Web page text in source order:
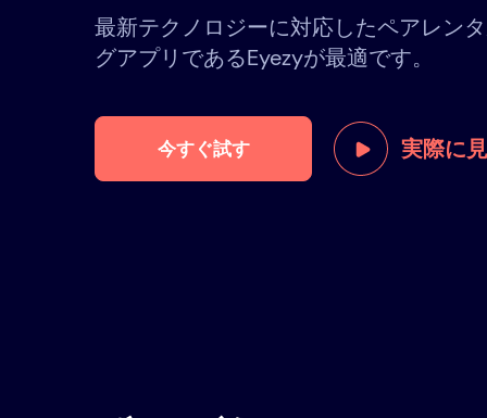
最新テクノロジーに対応したペアレン
グアプリであるEyezyが最適です。
今すぐ試す 実際に